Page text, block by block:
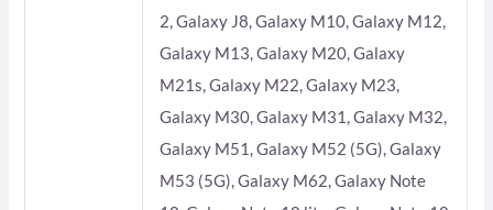
2, Galaxy J8, Galaxy M10, Galaxy M12,
Galaxy M13, Galaxy M20, Galaxy
M21s, Galaxy M22, Galaxy M23,
Galaxy M30, Galaxy M31, Galaxy M32,
Galaxy M51, Galaxy M52 (5G), Galaxy
M53 (5G), Galaxy M62, Galaxy Note